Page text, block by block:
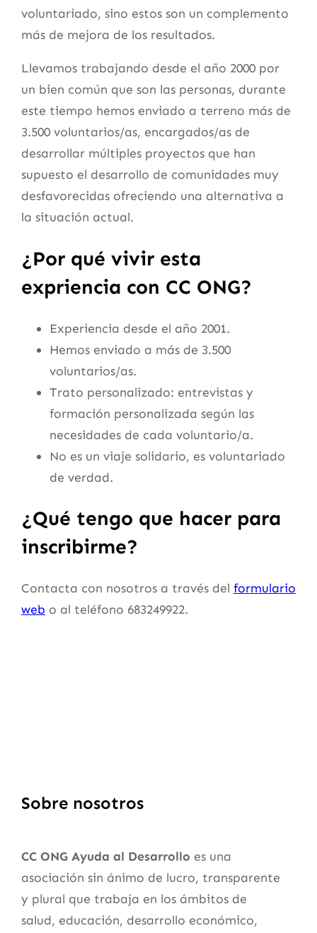
voluntariado, sino estos son un complemento
más de mejora de los resultados.
Llevamos trabajando desde el año 2000 por
un bien común que son las personas, durante
este tiempo hemos enviado a terreno más de
3.500 voluntarios/as, encargados/as de
desarrollar múltiples proyectos que han
supuesto el desarrollo de comunidades muy
desfavorecidas ofreciendo una alternativa a
la situación actual.
¿Por qué vivir esta
expriencia con CC ONG?
Experiencia desde el año 2001.
Hemos enviado a más de 3.500
voluntarios/as.
Trato personalizado: entrevistas y
formación personalizada según las
necesidades de cada voluntario/a.
No es un viaje solidario, es voluntariado
de verdad.
¿Qué tengo que hacer para
inscribirme?
Contacta con nosotros a través del formulario
web o al teléfono 683249922.
Sobre nosotros
CC ONG Ayuda al Desarrollo es una
asociación sin ánimo de lucro, transparente
y plural que trabaja en los ámbitos de
salud, educación, desarrollo económico,